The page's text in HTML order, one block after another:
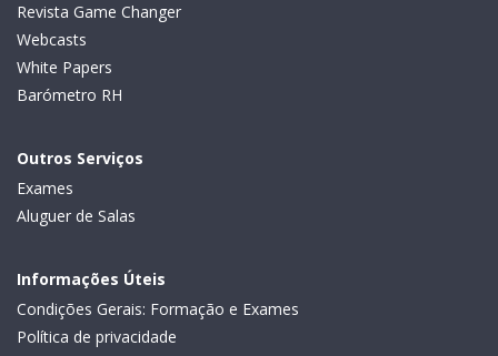
Revista Game Changer
Webcasts
White Papers
Barómetro RH
Outros Serviços
Exames
Aluguer de Salas
Informações Úteis
Condições Gerais: Formação e Exames
Política de privacidade